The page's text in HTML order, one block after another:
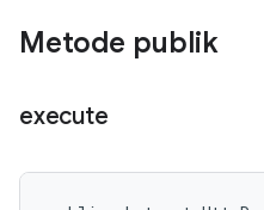
Metode publik
execute